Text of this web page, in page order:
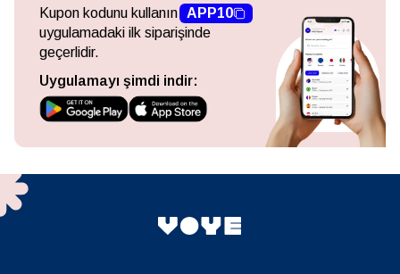
Kupon kodunu kullanın APP10
uygulamadaki ilk siparişinde
geçerlidir.
Uygulamayı şimdi indir: